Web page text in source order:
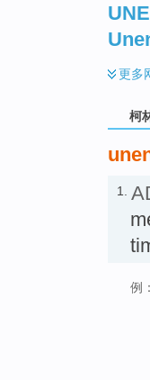
更多
柯
1.
例：